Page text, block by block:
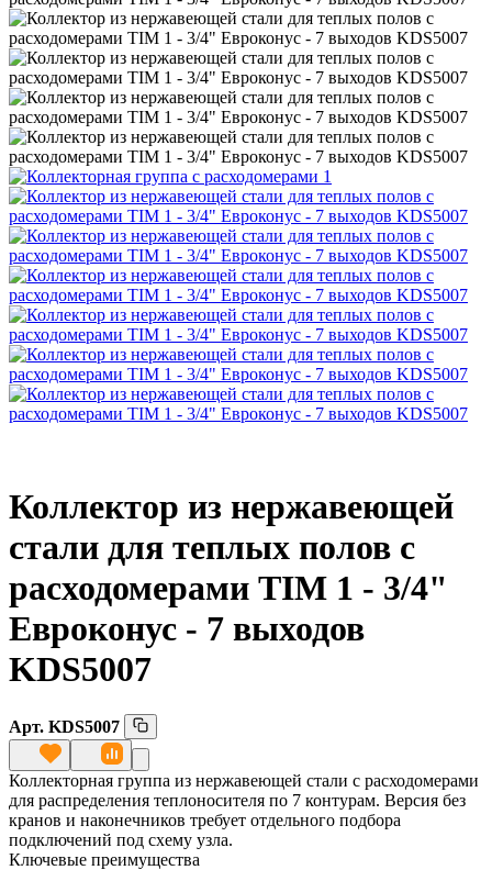
Коллектор из нержавеющей
стали для теплых полов с
расходомерами TIM 1 - 3/4"
Евроконус - 7 выходов
KDS5007
Арт. KDS5007
Коллекторная группа из нержавеющей стали с расходомерами
для распределения теплоносителя по 7 контурам. Версия без
кранов и наконечников требует отдельного подбора
подключений под схему узла.
Ключевые преимущества